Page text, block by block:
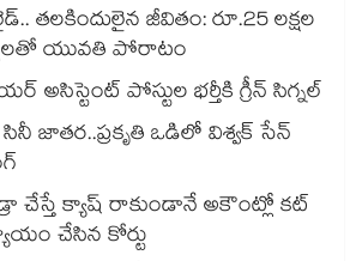
తలకిందులైన జీవితం: రూ.25 లక్షల
యువతి పోరాటం
అసిస్టెంట్‌‌ పోస్టుల భర్తీకి గ్రీన్‌‌ సిగ్నల్
జాతర..ప్రకృతి ఒడిలో విశ్వక్ సేన్
డ్రా చేస్తే క్యాష్ రాకుండానే అకౌంట్లో కట్
చేసిన కోర్టు